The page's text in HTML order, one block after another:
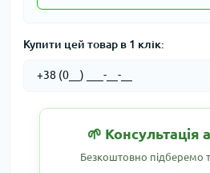
Купити цей товар в 1 клік:
🌱 Консультація
Безкоштовно підберемо